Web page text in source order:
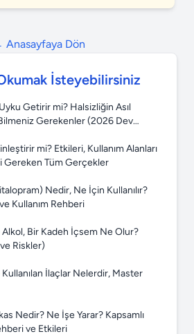
Anasayfaya Dön
İsteyebilirsiniz
Getirir mi? Halsizliğin Asıl
Gerekenler (2026 Dev
mi? Etkileri, Kullanım Alanları
Gereken Tüm Gerçekler
Nedir, Ne İçin Kullanılır?
Kullanım Rehberi
Alkol, Bir Kadeh İçsem Ne Olur?
Riskler)
İlaçlar Nelerdir, Master
Nedir? Ne İşe Yarar? Kapsamlı
ve Etkileri